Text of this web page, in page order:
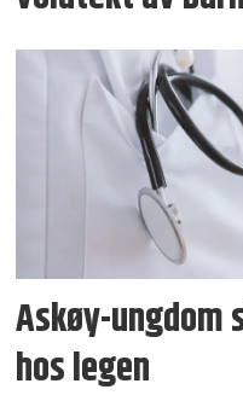
Askøy-ungdom
hos legen